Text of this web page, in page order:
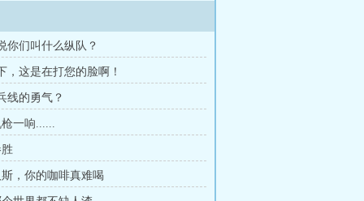
你们叫什么纵队？
，这是在打您的脸啊！
线的勇气？
一响......
，你的咖啡真难喝